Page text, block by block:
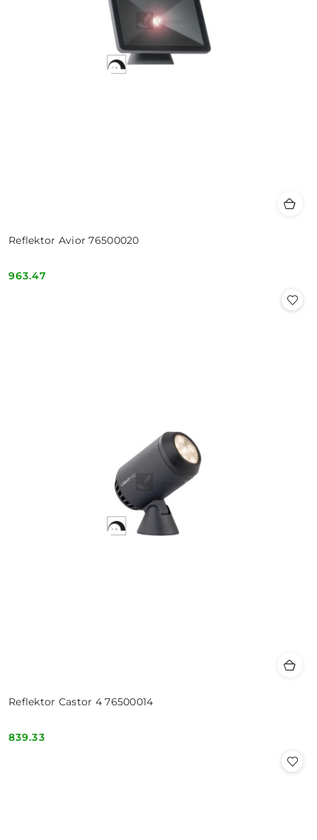
Reflektor Avior 76500020
Cena:
963.47
Reflektor Castor 4 76500014
Cena:
839.33